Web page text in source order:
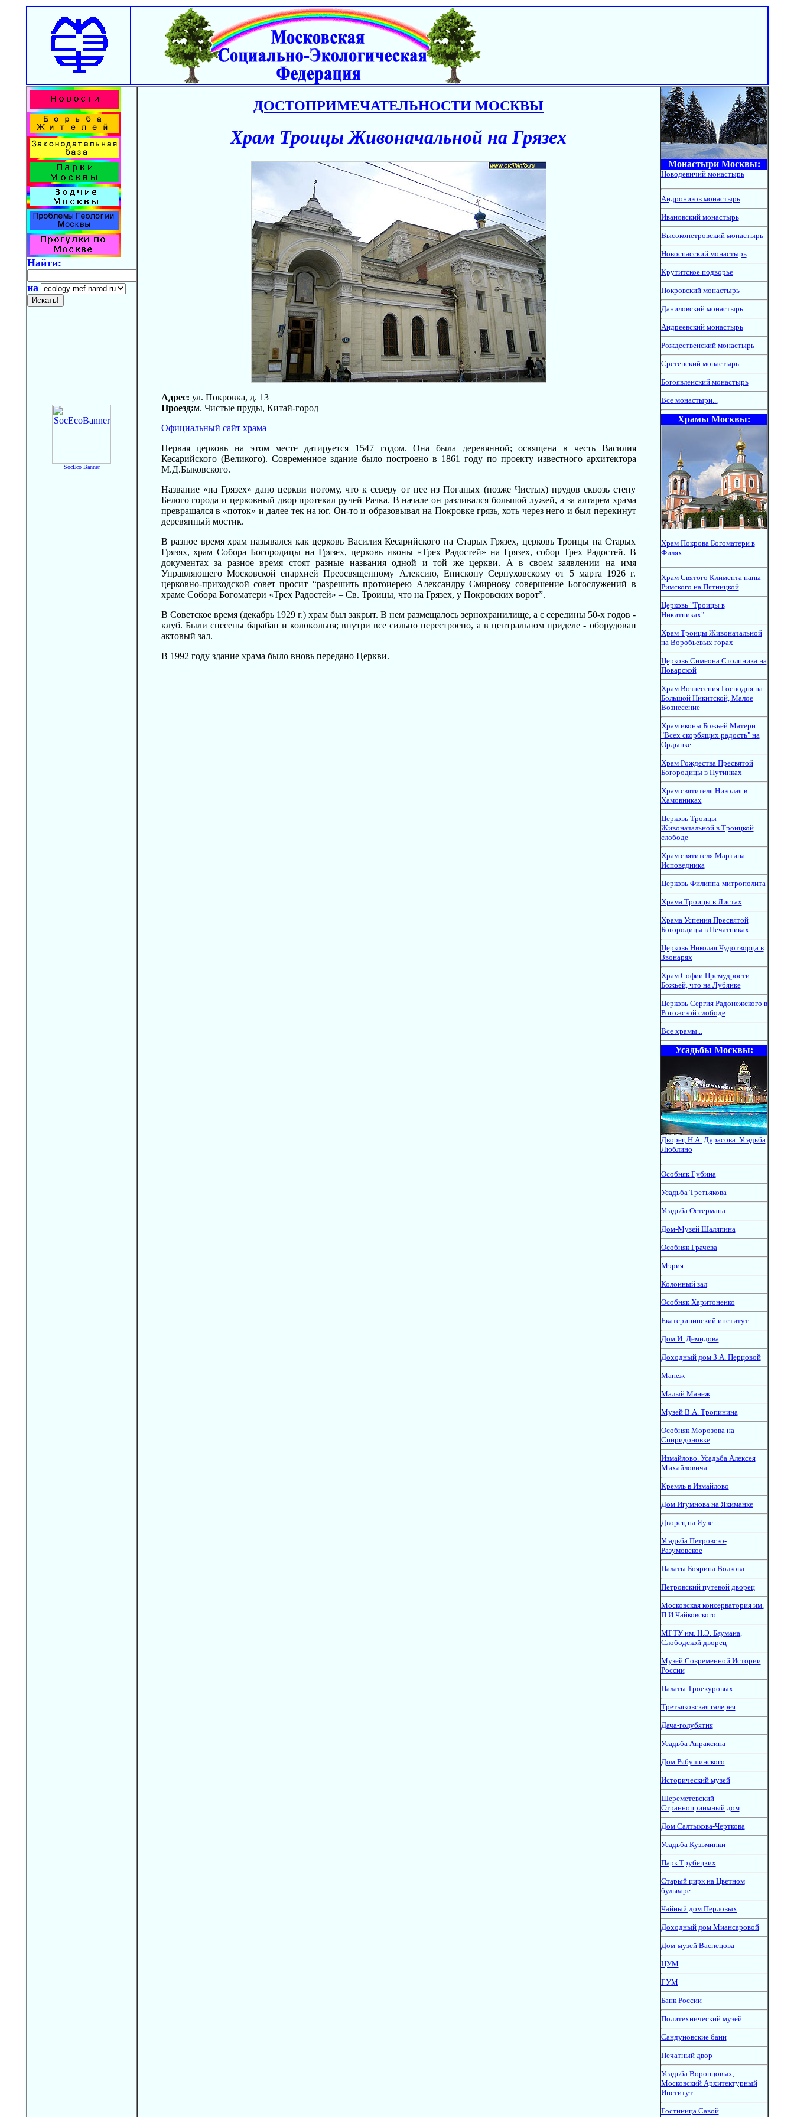
Найти:
на
SocEco Banner
ДОСТОПРИМЕЧАТЕЛЬНОСТИ МОСКВЫ
Храм Троицы Живоначальной на Грязех
Адрес: ул. Покровка, д. 13
Проезд:м. Чистые пруды, Китай-город
Официальный сайт храма
Первая церковь на этом месте датируется 1547 годом. Она была деревянной; освящена в честь Василия
Кесарийского (Великого). Современное здание было построено в 1861 году по проекту известного архитектора
М.Д.Быковского.
Название «на Грязех» дано церкви потому, что к северу от нее из Поганых (позже Чистых) прудов сквозь стену
Белого города и церковный двор протекал ручей Рачка. В начале он разливался большой лужей, а за алтарем храма
превращался в «поток» и далее тек на юг. Он-то и образовывал на Покровке грязь, хоть через него и был перекинут
деревянный мостик.
В разное время храм назывался как церковь Василия Кесарийского на Старых Грязех, церковь Троицы на Старых
Грязях, храм Собора Богородицы на Грязех, церковь иконы «Трех Радостей» на Грязех, собор Трех Радостей. В
документах за разное время стоят разные названия одной и той же церкви. А в своем заявлении на имя
Управляющего Московской епархией Преосвященному Алексию, Епископу Серпуховскому от 5 марта 1926 г.
церковно-приходской совет просит “разрешить протоиерею Александру Смирнову совершение Богослужений в
храме Собора Богоматери «Трех Радостей» – Св. Троицы, что на Грязех, у Покровских ворот”.
В Советское время (декабрь 1929 г.) храм был закрыт. В нем размещалось зернохранилище, а с середины 50-х годов -
клуб. Были снесены барабан и колокольня; внутри все сильно перестроено, а в центральном приделе - оборудован
актовый зал.
В 1992 году здание храма было вновь передано Церкви.
Монастыри Москвы:
Новодевичий монастырь
Андроников монастырь
Ивановский монастырь
Высокопетровский монастырь
Новоспасский монастырь
Крутитское подворье
Покровский монастырь
Даниловский монастырь
Андреевский монастырь
Рождественский монастырь
Сретенский монастырь
Богоявленский монастырь
Все монастыри...
Храмы Москвы:
Храм Покрова Богоматери в
Филях
Храм Святого Климента папы
Римского на Пятницкой
Церковь "Троицы в
Никитниках"
Храм Троицы Живоначальной
на Воробьевых горах
Церковь Симеона Столпника на
Поварской
Храм Вознесения Господня на
Большой Никитской, Малое
Вознесение
Храм иконы Божьей Матери
"Всех скорбящих радость" на
Ордынке
Храм Рождества Пресвятой
Богородицы в Путинках
Храм святителя Николая в
Хамовниках
Церковь Троицы
Живоначальной в Троицкой
слободе
Храм святителя Мартина
Исповедника
Церковь Филиппа-митрополита
Храма Троицы в Листах
Храма Успения Пресвятой
Богородицы в Печатниках
Церковь Николая Чудотворца в
Звонарях
Храм Софии Премудрости
Божьей, что на Лубянке
Церковь Сергия Радонежского в
Рогожской слободе
Все храмы...
Усадьбы Москвы:
Дворец Н.А. Дурасова. Усадьба
Люблино
Особняк Губина
Усадьба Третьякова
Усадьба Остермана
Дом-Музей Шаляпина
Особняк Грачева
Мэрия
Колонный зал
Особняк Харитоненко
Екатерининский институт
Дом И. Демидова
Доходный дом З.А. Перцовой
Манеж
Малый Манеж
Музей В.А. Тропинина
Особняк Морозова на
Спиридоновке
Измайлово. Усадьба Алексея
Михайловича
Кремль в Измайлово
Дом Игумнова на Якиманке
Дворец на Яузе
Усадьба Петровско-
Разумовское
Палаты Боярина Волкова
Петровский путевой дворец
Московская консерватория им.
П.И.Чайковского
МГТУ им. Н.Э. Баумана,
Слободской дворец
Музей Современной Истории
России
Палаты Троекуровых
Третьяковская галерея
Дача-голубятня
Усадьба Апраксина
Дом Рябушинского
Исторический музей
Шереметевский
Странноприимный дом
Дом Салтыкова-Черткова
Усадьба Кузьминки
Парк Трубецких
Старый цирк на Цветном
бульваре
Чайный дом Перловых
Доходный дом Миансаровой
Дом-музей Васнецова
ЦУМ
ГУМ
Банк России
Политехнический музей
Сандуновские бани
Печатный двор
Усадьба Воронцовых,
Московский Архитектурный
Институт
Гостиница Савой